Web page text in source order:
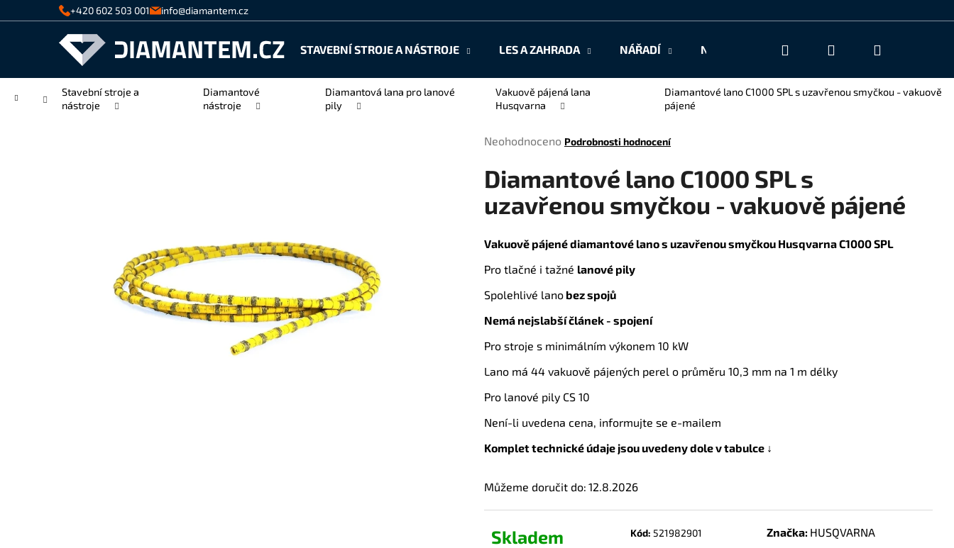
na
+420 602 503 001 info@diamantem.cz
STAVEBNÍ STROJE A NÁSTROJE LES A ZAHRADA NÁŘADÍ NAŠE SLUŽBY KONTAKT
Hledat Přihlášení
Domů
Stavební stroje a
nástroje
Diamantové
nástroje
Diamantová lana pro lanové
pily
Vakuově pájená lana
Husqvarna
Diamantové lano C1000 SPL s uzavřenou smyčkou - vakuově
pájené
Průměrné
produktu
je
0,0
z
hvězdiček.
Neohodnoceno Podrobnosti hodnocení
Diamantové lano C1000 SPL s
uzavřenou smyčkou - vakuově pájené
Vakuově pájené diamantové lano s uzavřenou smyčkou Husqvarna C1000 SPL
Pro tlačné i tažné lanové pily
Spolehlivé lano bez spojů
Nemá nejslabší článek - spojení
Pro stroje s minimálním výkonem 10 kW
Lano má 44 vakuově pájených perel o průměru 10,3 mm na 1 m délky
Pro lanové pily CS 10
Není-li uvedena cena, informujte se e-mailem
Komplet technické údaje jsou uvedeny dole v tabulce ↓
Můžeme doručit do: 12.8.2026
Skladem Kód: 521982901 Značka: HUSQVARNA
o
k
Zpět
obchodu
Zpět
obchodu
Co potřebujete najít?